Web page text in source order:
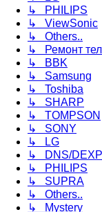
↳ PHILIPS
↳ ViewSonic
↳ Others..
↳ Ремонт
↳ BBK
↳ Samsung
↳ Toshiba
↳ SHARP
↳ TOMPSON
↳ SONY
↳ LG
↳ DNS/DEXP
↳ PHILIPS
↳ SUPRA
↳ Others..
↳ Mystery